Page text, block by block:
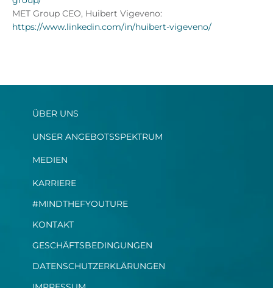
MET Group CEO, Huibert Vigeveno:
https://www.linkedin.com/in/huibert-vigeveno/
ÜBER UNS
UNSER ANGEBOTSSPEKTRUM
MEDIEN
KARRIERE
#MINDTHEFYOUTURE
KONTAKT
GESCHÄFTSBEDINGUNGEN
DATENSCHUTZERKLÄRUNGEN